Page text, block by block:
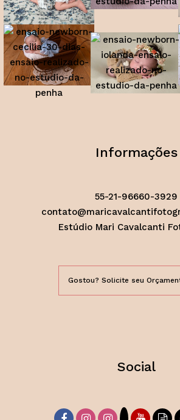
Informações
55-21-96660-3929
Estúdio Mari Cavalcanti
Gostou? Solicite seu
Social